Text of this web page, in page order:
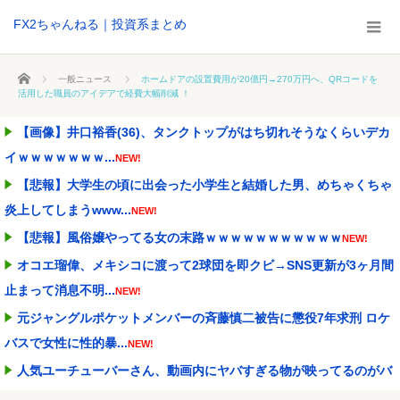
FX2ちゃんねる｜投資系まとめ
ホーム 一般ニュース
ホームドアの設置費用が20億円→270万円へ、QRコードを
活用した職員のアイデアで経費大幅削減 ！
【画像】井口裕香(36)、タンクトップがはち切れそうなくらいデカ
イｗｗｗｗｗｗｗ...NEW!
【悲報】大学生の頃に出会った小学生と結婚した男、めちゃくちゃ
炎上してしまうwww...NEW!
【悲報】風俗嬢やってる女の末路ｗｗｗｗｗｗｗｗｗｗｗNEW!
オコエ瑠偉、メキシコに渡って2球団を即クビ→SNS更新が3ヶ月間
止まって消息不明...NEW!
元ジャングルポケットメンバーの斉藤慎二被告に懲役7年求刑 ロケ
バスで女性に性的暴...NEW!
人気ユーチューバーさん、動画内にヤバすぎる物が映ってるのがバ